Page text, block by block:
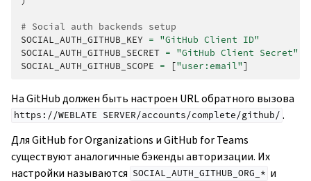
# Social auth backends setup
SOCIAL_AUTH_GITHUB_KEY = "GitHub Client ID"
SOCIAL_AUTH_GITHUB_SECRET = "GitHub Client Secret"
SOCIAL_AUTH_GITHUB_SCOPE = ["user:email"]
На GitHub должен быть настроен URL обратного вызова
https://WEBLATE SERVER/accounts/complete/github/ .
Для GitHub for Organizations и GitHub for Teams
существуют аналогичные бэкенды авторизации. Их
настройки называются SOCIAL_AUTH_GITHUB_ORG_* и